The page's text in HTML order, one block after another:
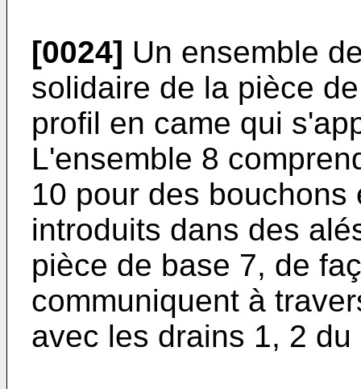
[0024] Un ensemble
solidaire de la pièce
profil en came qui
L'ensemble 8
10 pour des
introduits dans des
pièce de base 7, de
communiquent à
avec les drains 1, 2 du